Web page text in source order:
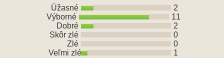
Úžasné
2
Výborné
11
Dobré
2
Skôr zlé
0
Zlé
0
Veľmi zlé
1